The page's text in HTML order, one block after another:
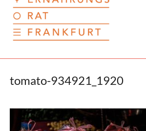
tomato-934921_1920